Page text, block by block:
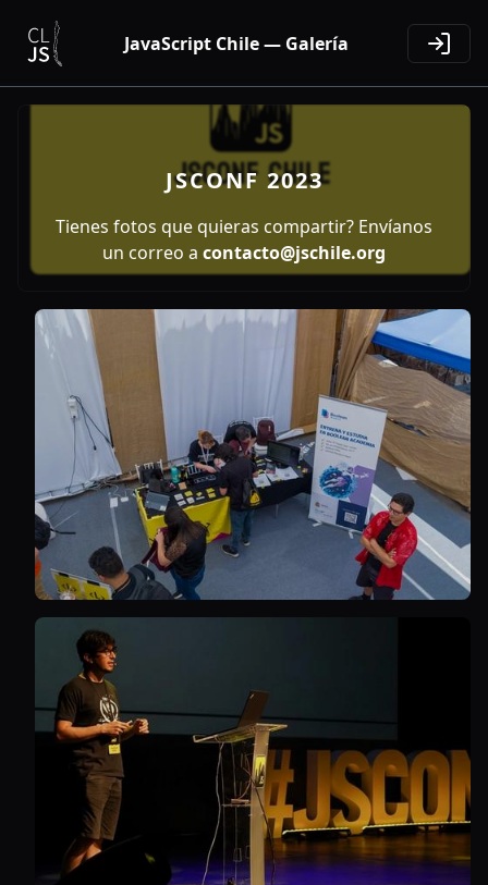
JavaScript Chile — Galería
JSCONF 2023
Tienes fotos que quieras compartir? Envíanos
un correo a contacto@jschile.org